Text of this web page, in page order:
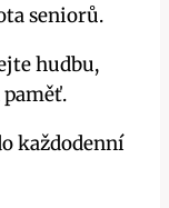
seniorů.
hudbu,
každodenní